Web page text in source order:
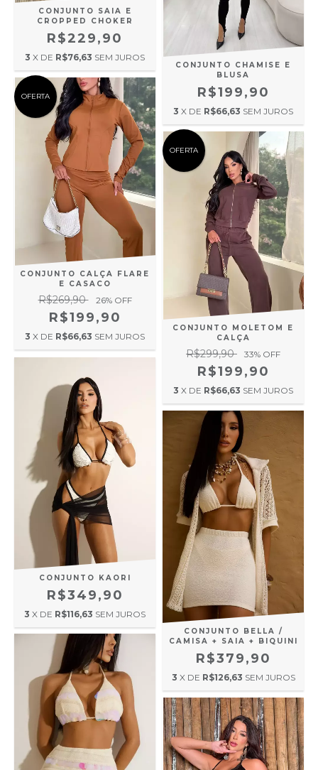
CONJUNTO SAIA E
CROPPED CHOKER
R$229,90
3 X DE R$76,63 SEM JUROS
CONJUNTO CHAMISE E
BLUSA
R$199,90
3 X DE R$66,63 SEM JUROS
OFERTA
CONJUNTO CALÇA FLARE
E CASACO
R$269,90 26% OFF
R$199,90
3 X DE R$66,63 SEM JUROS
OFERTA
CONJUNTO MOLETOM E
CALÇA
R$299,90 33% OFF
R$199,90
3 X DE R$66,63 SEM JUROS
CONJUNTO KAORI
R$349,90
3 X DE R$116,63 SEM JUROS
CONJUNTO BELLA /
CAMISA + SAIA + BIQUINI
R$379,90
3 X DE R$126,63 SEM JUROS